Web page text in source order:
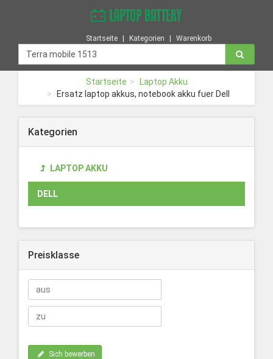
Startseite Kategorien Warenkorb
Startseite
Laptop Akku
Ersatz laptop akkus, notebook akku fuer Dell
Kategorien
LAPTOP AKKU
DELL
Preisklasse
Sich bewerben